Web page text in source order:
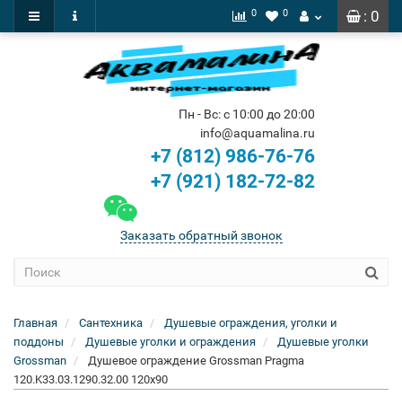
: 0
0 0
Пн - Вс: с 10:00 до 20:00
info@aquamalina.ru
+7 (812) 986-76-76
+7 (921) 182-72-82
Заказать обратный звонок
Главная Сантехника
Душевые ограждения, уголки и
поддоны
Душевые уголки и ограждения
Душевые уголки
Grossman
Душевое ограждение Grossman Pragma
120.K33.03.1290.32.00 120x90